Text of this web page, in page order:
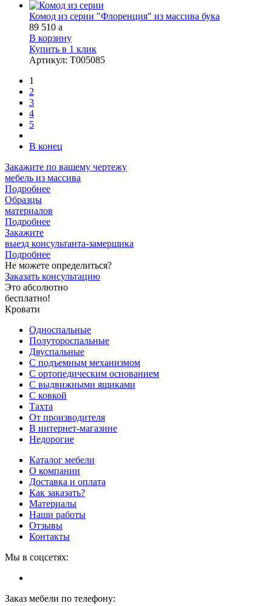
Комод из серии "Флоренция" из массива бука
89 510 a
В корзину
Купить в 1 клик
Артикул: Т005085
1
2
3
4
5
В конец
Закажите по вашему чертежу
мебель из массива
Подробнее
Образцы
материалов
Подробнее
Закажите
выезд консультанта-замерщика
Подробнее
Не можете определиться?
Заказать консультацию
Это абсолютно
бесплатно!
Кровати
Односпальные
Полутороспальные
Двуспальные
С подъемным механизмом
С ортопедическим основанием
С выдвижными ящиками
С ковкой
Тахта
От производителя
В интернет-магазине
Недорогие
Каталог мебели
О компании
Доставка и оплата
Как заказать?
Материалы
Наши работы
Отзывы
Контакты
Мы в соцсетях:
Заказ мебели по телефону: